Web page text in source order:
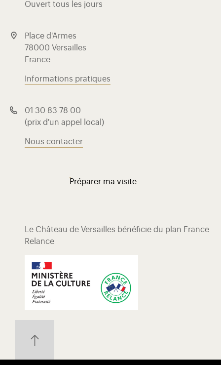
Ouvert tous les jours
Place d'Armes
78000 Versailles
France
Informations pratiques
01 30 83 78 00
(prix d'un appel local)
Nous contacter
Préparer ma visite
Le Château de Versailles bénéficie du plan France
Relance